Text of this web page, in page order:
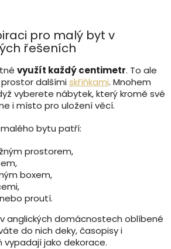
pro malý byt v
řešeních
využít každý centimetr. To ale
dalšímiskříňkami. Mnohem
vyberete nábytek, který kromě své
i místo pro uložení věcí.
bytu patří:
prostorem,
boxem,
proutí.
anglických domácnostech oblíbené
do nich deky, časopisy i
jako dekorace.